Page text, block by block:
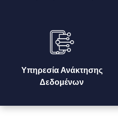
Υπηρεσία Ανάκτησης
Δεδομένων